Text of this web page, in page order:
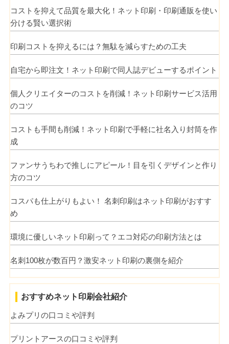
コストを抑えて品質を最大化！ネット印刷・印刷通販を使い
分ける賢い選択術
印刷コストを抑えるには？無駄を減らすための工夫
自宅から即注文！ネット印刷で同人誌デビューするポイント
個人クリエイターのコストを削減！ネット印刷サービス活用
のコツ
コストも手間も削減！ネット印刷で手軽に社名入り封筒を作
成
ファンサうちわで推しにアピール！目を引くデザインと作り
方のコツ
コスパも仕上がりもよい！ 名刺印刷はネット印刷がおすす
め
環境に優しいネット印刷って？エコ対応の印刷方法とは
名刺100枚が数百円？激安ネット印刷の裏側を紹介
おすすめネット印刷会社紹介
よみプリの口コミや評判
プリントアースの口コミや評判